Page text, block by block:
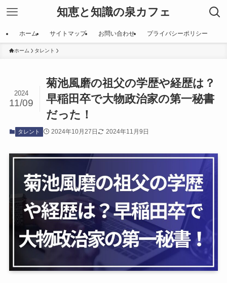
知恵と知識の泉カフェ
ホーム サイトマップ お問い合わせ プライバシーポリシー
ホーム タレント
菊池風磨の祖父の学歴や経歴は？
早稲田卒で大物政治家の第一秘書
だった！
2024
11/09
タレント 2024年10月27日 2024年11月9日